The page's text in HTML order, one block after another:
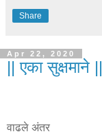
Share
Apr 22, 2020
|| एका सुक्षमाने ||
वाढले अंतर